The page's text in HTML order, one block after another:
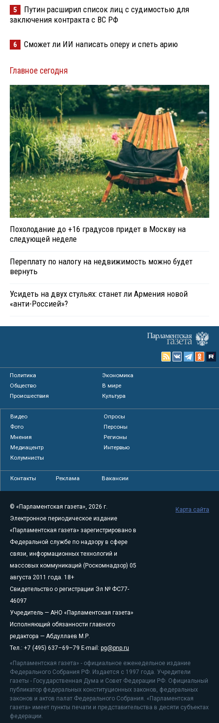
5
Путин расширил список лиц с судимостью для
заключения контракта с ВС РФ
6 Сможет ли ИИ написать оперу и спеть арию
Главное сегодня
Похолодание до +16 градусов придет в Москву на
следующей неделе
Переплату по налогу на недвижимость можно будет
вернуть
Усидеть на двух стульях: станет ли Армения новой
«анти-Россией»?
Политика
Экономика
Общество
В мире
Происшествия
Культура
Видео
Опросы
Фото
Персоны
Мнения
Регионы
Медиацентр
Интервью
Колумнисты
Контакты Реклама Вакансии
© «Парламентская газета», 2026 г.
Электронное периодическое издание
«Парламентская газета» зарегистрировано в
Федеральной службе по надзору в сфере
связи, информационных технологий и
массовых коммуникаций (Роскомнадзор) 05
августа 2011 года. 18+
Свидетельство о регистрации Эл № ФС77-
46097
Учредитель — АНО «Парламентская газета»
Исполняющий обязанности главного
редактора — Абдуллаев М.Р.
Тел.: +7 (495) 637–69–79 E-mail: pg@pnp.ru
«Парламентская газета» - официальное еженедельное издание
Федерального Собрания РФ. Издается с 1997 года. Учредители
газеты - Государственная Дума и Совет Федерации РФ. Официальный
публикатор федеральных конституционных законов, федеральных
законов и актов палат Федерального Собрания. «Парламентская
газета» имеет пункты печати и представительства в десяти субъектах
федерации.
Карта сайта